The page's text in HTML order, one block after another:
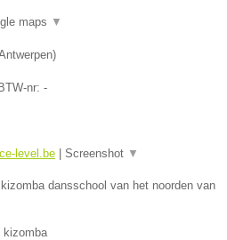
maps ▼
)
BTW-nr: -
level.be | Screenshot ▼
dansschool van het noorden van
kizomba